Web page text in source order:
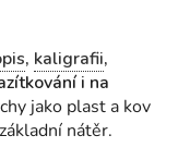
, kaligrafii,
i na
jako plast a kov
nátěr.